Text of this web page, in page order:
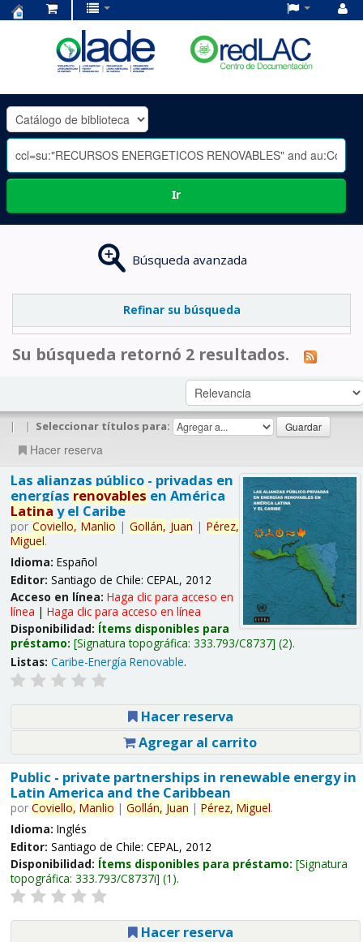
OLADE
-
Ir
Búsqueda avanzada
Refinar su búsqueda
Su búsqueda retornó 2 resultados.
| | Seleccionar títulos para:
Hacer reserva
Las alianzas público - privadas en
energías renovables en América
Latina y el Caribe
por Coviello, Manlio | Gollán, Juan | Pérez,
Miguel.
Idioma: Español
Editor: Santiago de Chile: CEPAL, 2012
Acceso en línea: Haga clic para acceso en
línea | Haga clic para acceso en línea
Disponibilidad: Ítems disponibles para
préstamo: Signatura topográfica: 333.793/C8737 (2).
Listas: Caribe-Energía Renovable.
Hacer reserva
Agregar al carrito
Public - private partnerships in renewable energy in
Latin America and the Caribbean
por Coviello, Manlio | Gollán, Juan | Pérez, Miguel.
Idioma: Inglés
Editor: Santiago de Chile: CEPAL, 2012
Disponibilidad: Ítems disponibles para préstamo: Signatura
topográfica: 333.793/C8737i (1).
Hacer reserva